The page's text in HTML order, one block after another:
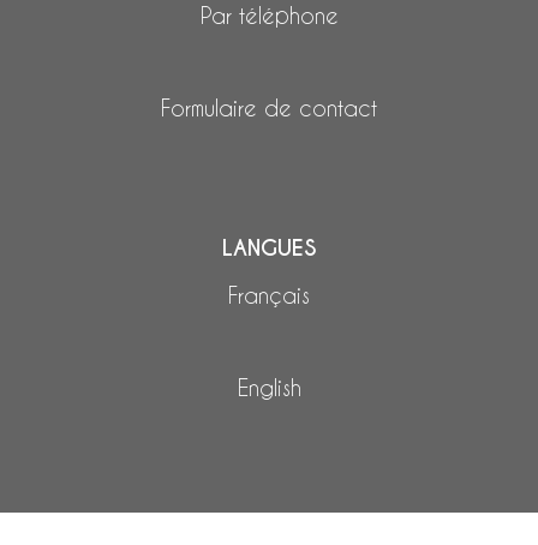
Par téléphone
Formulaire de contact
LANGUES
Français
English